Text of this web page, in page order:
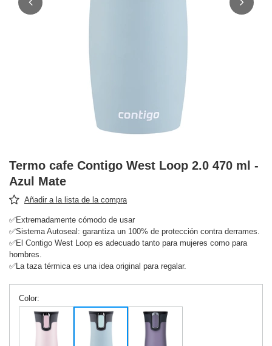
Termo cafe Contigo West Loop 2.0 470 ml -
Azul Mate
Añadir a la lista de la compra
✅Extremadamente cómodo de usar
✅Sistema Autoseal: garantiza un 100% de protección contra derrames.
✅El Contigo West Loop es adecuado tanto para mujeres como para
hombres.
✅La taza térmica es una idea original para regalar.
Color